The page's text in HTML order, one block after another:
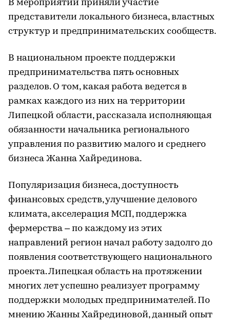
В мероприятии приняли участие
представители локального бизнеса, властных
структур и предпринимательских сообществ.
В национальном проекте поддержки
предпринимательства пять основных
разделов. О том, какая работа ведется в
рамках каждого из них на территории
Липецкой области, рассказала исполняющая
обязанности начальника регионального
управления по развитию малого и среднего
бизнеса Жанна Хайрединова.
Популяризация бизнеса, доступность
финансовых средств, улучшение делового
климата, акселерация МСП, поддержка
фермерства – по каждому из этих
направлений регион начал работу задолго до
появления соответствующего национального
проекта. Липецкая область на протяжении
многих лет успешно реализует программу
поддержки молодых предпринимателей. По
мнению Жанны Хайрединовой, данный опыт